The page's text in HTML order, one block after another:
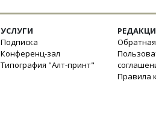
УСЛУГИ
Подписка
Конференц-зал
Типография "Алт-принт"
Правила